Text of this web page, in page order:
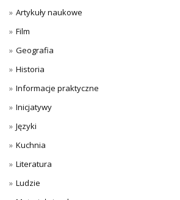
Artykuły naukowe
Film
Geografia
Historia
Informacje praktyczne
Inicjatywy
Języki
Kuchnia
Literatura
Ludzie